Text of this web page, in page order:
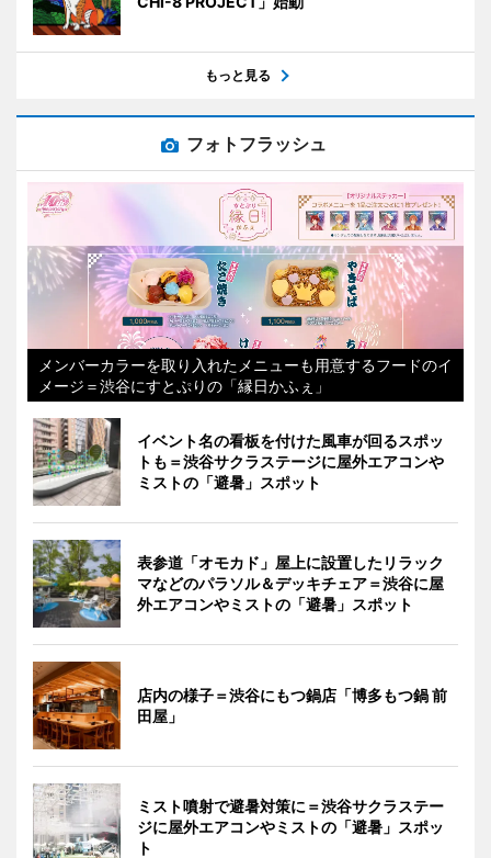
もっと見る
フォトフラッシュ
メンバーカラーを取り入れたメニューも用意するフードのイ
メージ＝渋谷にすとぷりの「縁日かふぇ」
イベント名の看板を付けた風車が回るスポッ
トも＝渋谷サクラステージに屋外エアコンや
ミストの「避暑」スポット
表参道「オモカド」屋上に設置したリラック
マなどのパラソル＆デッキチェア＝渋谷に屋
外エアコンやミストの「避暑」スポット
店内の様子＝渋谷にもつ鍋店「博多もつ鍋 前
田屋」
ミスト噴射で避暑対策に＝渋谷サクラステー
ジに屋外エアコンやミストの「避暑」スポッ
ト